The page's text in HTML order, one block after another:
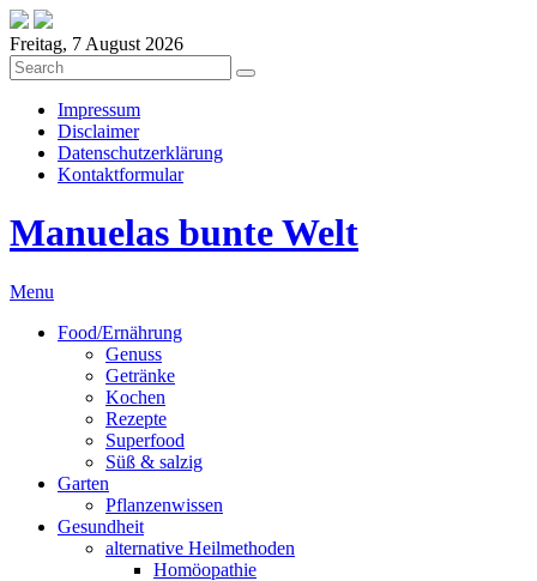
Freitag, 7 August 2026
Impressum
Disclaimer
Datenschutzerklärung
Kontaktformular
Manuelas bunte Welt
Menu
Food/Ernährung
Genuss
Getränke
Kochen
Rezepte
Superfood
Süß & salzig
Garten
Pflanzenwissen
Gesundheit
alternative Heilmethoden
Homöopathie